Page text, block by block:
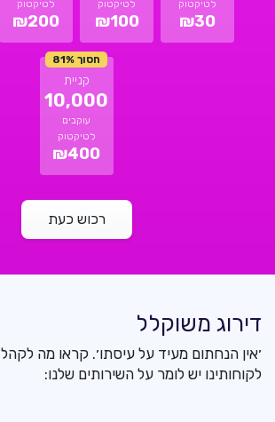
לטיקטוק
₪30
לטיקטוק
₪100
לטיקטוק
₪200
קניית
10,000
עוקבים
לטיקטוק
₪400
חסוך 81%
רכוש כעת
דירוג משוקלל
׳אין הנחתום מעיד על עיסתו׳. קראו מה לקהל
לקוחותינו יש לומר על השירותים שלנו: